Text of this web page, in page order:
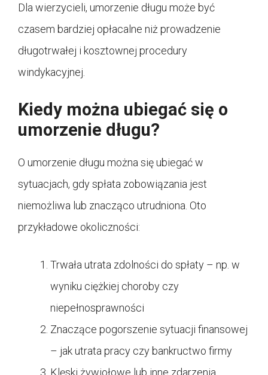
Dla wierzycieli, umorzenie długu może być
czasem bardziej opłacalne niż prowadzenie
długotrwałej i kosztownej procedury
windykacyjnej.
Kiedy można ubiegać się o
umorzenie długu?
O umorzenie długu można się ubiegać w
sytuacjach, gdy spłata zobowiązania jest
niemożliwa lub znacząco utrudniona. Oto
przykładowe okoliczności:
Trwała utrata zdolności do spłaty – np. w
wyniku ciężkiej choroby czy
niepełnosprawności
Znaczące pogorszenie sytuacji finansowej
– jak utrata pracy czy bankructwo firmy
Klęski żywiołowe lub inne zdarzenia